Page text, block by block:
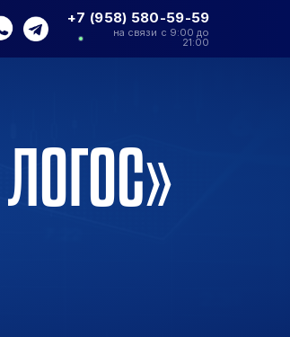
+7 (958) 580-59-59
на связи с 9:00 до
21:00